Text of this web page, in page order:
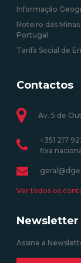
Informação
Roteiro das
Portugal
Tarifa Social de
Contactos
Av. 5 de
+351 217
fixa
Ver todos os
Newsletter
Assine a